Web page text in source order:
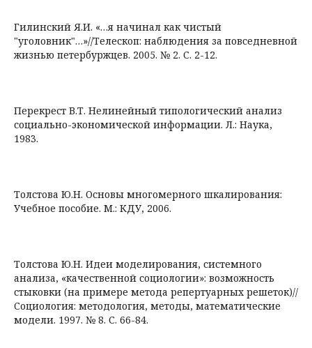
Гилинский Я.И. «…я начинал как чистый
"уголовник"…»//Телескоп: наблюдения за повседневной
жизнью петербуржцев. 2005. № 2. С. 2-12.
Перекрест В.Т. Нелинейный типологический анализ
социально-экономической информации. Л.: Наука,
1983.
Толстова Ю.Н. Основы многомерного шкалирования:
Учебное пособие. М.: КДУ, 2006.
Толстова Ю.Н. Идеи моделирования, системного
анализа, «качественной социологии»: возможность
стыковки (на примере метода репертуарных решеток)//
Социология: методология, методы, математические
модели. 1997. № 8. С. 66-84.